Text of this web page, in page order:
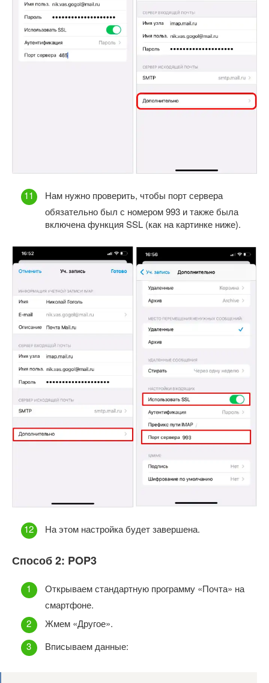
Нам нужно проверить, чтобы порт сервера
обязательно был с номером 993 и также была
включена функция SSL (как на картинке ниже).
На этом настройка будет завершена.
Способ 2: POP3
Открываем стандартную программу «Почта» на
смартфоне.
Жмем «Другое».
Вписываем данные: